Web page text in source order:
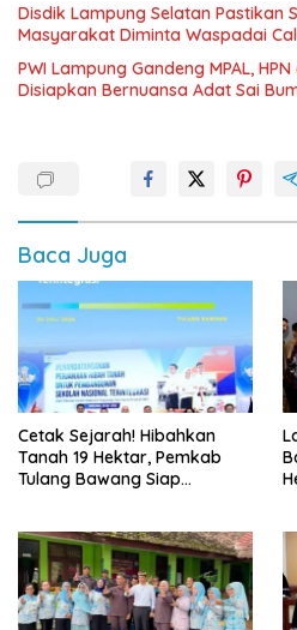
Disdik Lampung Selatan Pastikan
Masyarakat Diminta Waspadai
PWI Lampung Gandeng MPAL,
Disiapkan Bernuansa Adat Sai
Baca Juga
Cetak Sejarah! Hibahkan
Tanah 19 Hektar, Pemkab
Tulang Bawang Siap
Lampung